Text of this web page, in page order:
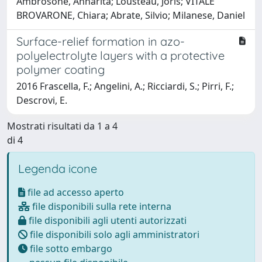
BROVARONE, Chiara; Abrate, Silvio; Milanese, Daniel
Surface-relief formation in azo-
polyelectrolyte layers with a protective
polymer coating
2016 Frascella, F.; Angelini, A.; Ricciardi, S.; Pirri, F.;
Descrovi, E.
Mostrati risultati da 1 a 4
di 4
Legenda icone
file ad accesso aperto
file disponibili sulla rete interna
file disponibili agli utenti autorizzati
file disponibili solo agli amministratori
file sotto embargo